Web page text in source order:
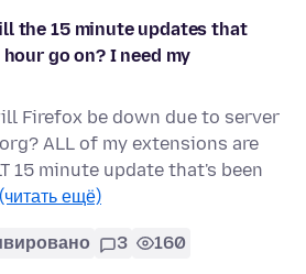
the 15 minute updates that
go on? I need my
Firefox be down due to server
ALL of my extensions are
15 minute update that's been
(читать ещё)
3 160